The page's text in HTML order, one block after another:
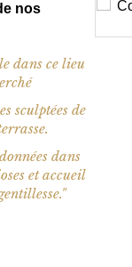
nos
dans ce lieu
sculptées de
dans
et accueil